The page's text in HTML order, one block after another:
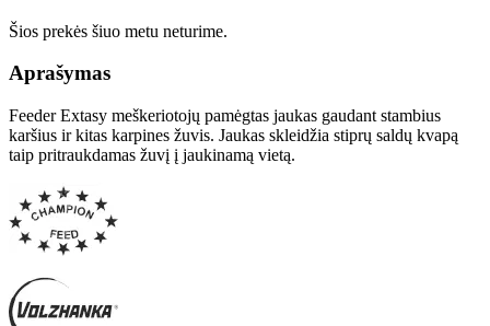
Šios prekės šiuo metu neturime.
Aprašymas
Feeder Extasy meškeriotojų pamėgtas jaukas gaudant stambius
karšius ir kitas karpines žuvis. Jaukas skleidžia stiprų saldų kvapą
taip pritraukdamas žuvį į jaukinamą vietą.